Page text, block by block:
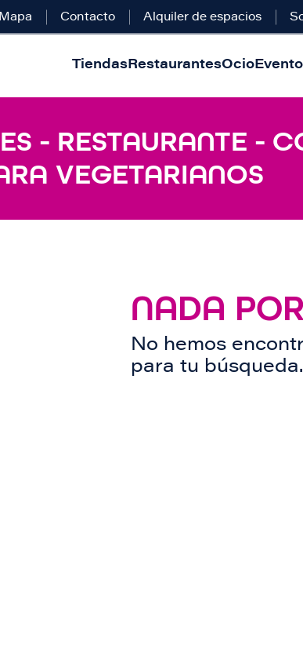
Mapa Contacto Alquiler de espacios
TiendasRestaurantesOcio
- RESTAURANTE -
VEGETARIANOS
NADA
No hemos
para tu